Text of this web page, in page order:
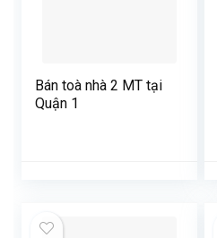
Bán toà nhà 2 MT tại
Quận 1